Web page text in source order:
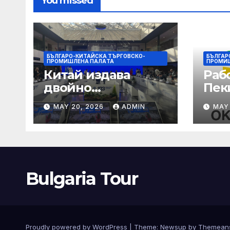
БЪЛГАРО-КИТАЙСКА ТЪРГОВСКО-
ПРОМИШЛЕНА ПАЛAТА
Китай издава
двойно
предупреждение
за силен дъжд и
пясъчни бури
MAY 20, 2026 ADMIN
Bulgaria Tour
Proudly powered by WordPress Theme: Newsup by